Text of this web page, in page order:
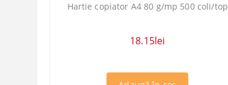
Hartie copiator A4 80 g/mp 500 coli/top
18.15lei